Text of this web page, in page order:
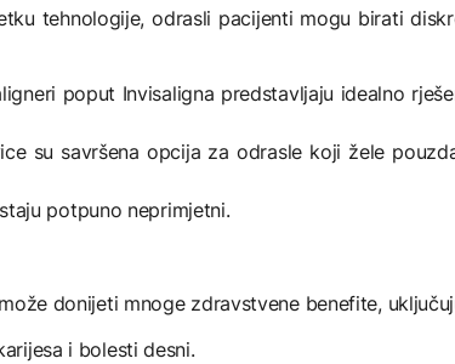
tehnologije, odrasli pacijenti mogu birati
poput Invisaligna predstavljaju idealno
su savršena opcija za odrasle koji žele
potpuno neprimjetni.
donijeti mnoge zdravstvene benefite,
i bolesti desni.